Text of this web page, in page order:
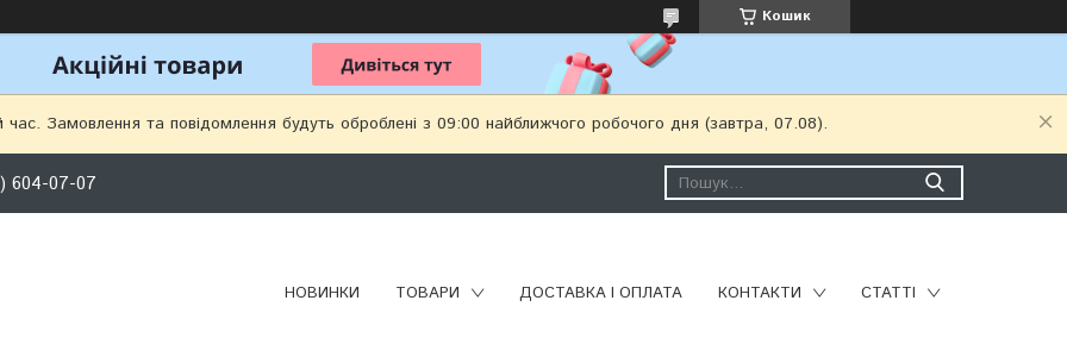
Кошик
час. Замовлення та повідомлення будуть оброблені з 09:00 найближчого робочого дня (завтра, 07.08).
604-07-07
НОВИНКИ ТОВАРИ ДОСТАВКА І ОПЛАТА КОНТАКТИ СТАТТІ